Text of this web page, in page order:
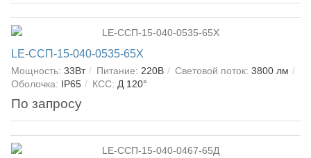
LE-ССП-15-040-0535-65Х
Мощность: 33Вт Питание: 220В Световой поток: 3800 лм
Оболочка: IP65 КСС: Д 120°
По запросу